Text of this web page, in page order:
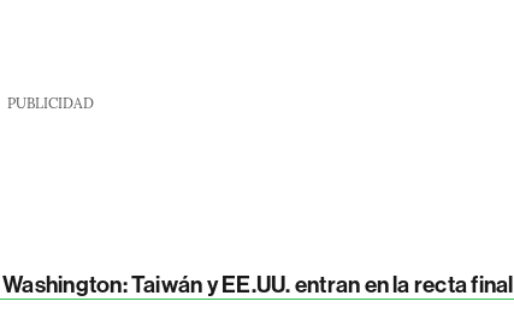
PUBLICIDAD
Taiwán y EE.UU. entran en la recta final